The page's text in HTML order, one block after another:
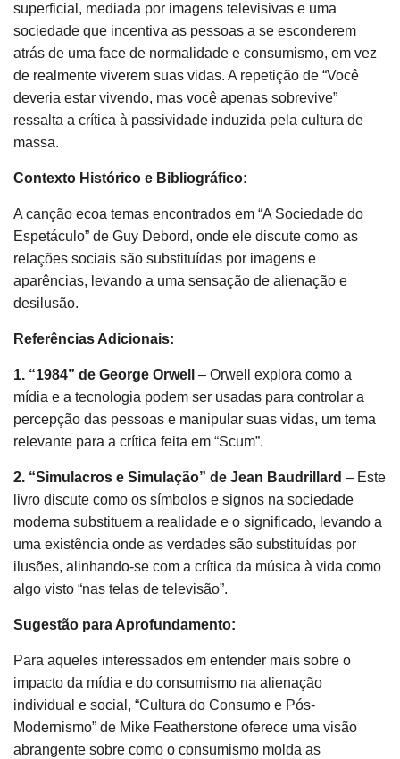
superficial, mediada por imagens televisivas e uma
sociedade que incentiva as pessoas a se esconderem
atrás de uma face de normalidade e consumismo, em vez
de realmente viverem suas vidas. A repetição de “Você
deveria estar vivendo, mas você apenas sobrevive”
ressalta a crítica à passividade induzida pela cultura de
massa.
Contexto Histórico e Bibliográfico:
A canção ecoa temas encontrados em “A Sociedade do
Espetáculo” de Guy Debord, onde ele discute como as
relações sociais são substituídas por imagens e
aparências, levando a uma sensação de alienação e
desilusão.
Referências Adicionais:
1. “1984” de George Orwell
– Orwell explora como a
mídia e a tecnologia podem ser usadas para controlar a
percepção das pessoas e manipular suas vidas, um tema
relevante para a crítica feita em “Scum”.
2. “Simulacros e Simulação” de Jean Baudrillard – Este
livro discute como os símbolos e signos na sociedade
moderna substituem a realidade e o significado, levando a
uma existência onde as verdades são substituídas por
ilusões, alinhando-se com a crítica da música à vida como
algo visto “nas telas de televisão”.
Sugestão para Aprofundamento:
Para aqueles interessados em entender mais sobre o
impacto da mídia e do consumismo na alienação
individual e social, “Cultura do Consumo e Pós-
Modernismo” de Mike Featherstone oferece uma visão
abrangente sobre como o consumismo molda as